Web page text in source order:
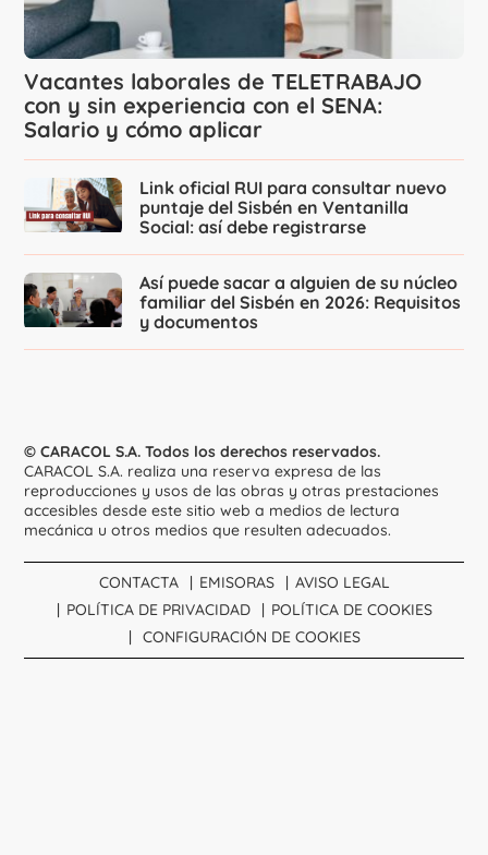
Vacantes laborales de TELETRABAJO
con y sin experiencia con el SENA:
Salario y cómo aplicar
Link oficial RUI para consultar nuevo
puntaje del Sisbén en Ventanilla
Social: así debe registrarse
Así puede sacar a alguien de su núcleo
familiar del Sisbén en 2026: Requisitos
y documentos
© CARACOL S.A. Todos los derechos reservados.
CARACOL S.A. realiza una reserva expresa de las
reproducciones y usos de las obras y otras prestaciones
accesibles desde este sitio web a medios de lectura
mecánica u otros medios que resulten adecuados.
CONTACTA EMISORAS
AVISO LEGAL
POLÍTICA DE PRIVACIDAD
POLÍTICA DE COOKIES
CONFIGURACIÓN DE COOKIES